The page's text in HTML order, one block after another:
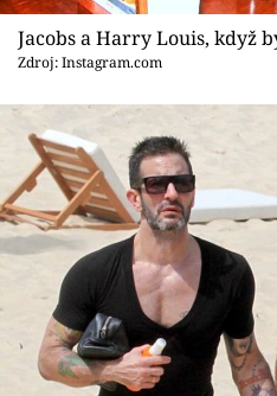
Videa
Sledujte prima+
Přihlášení
Sledujte nás
Jacobs a Harry Louis, když
Zdroj: Instagram.com